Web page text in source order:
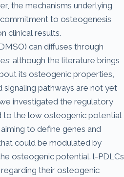
the mechanisms underlying
to osteogenesis
clinical results.
can diffuses through
although the literature brings
its osteogenic properties,
signaling pathways are not yet
investigated the regulatory
to the low osteogenic potential
to define genes and
could be modulated by
osteogenic potential. l-PDLCs
their osteogenic